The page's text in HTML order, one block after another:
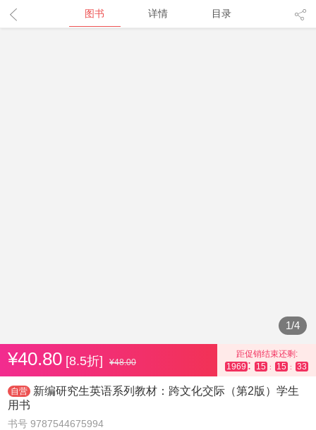
图书 详情 目录
1/4
¥40.80 [8.5折] ¥48.00
距促销结束还剩:
1969 : 15 : 15 : 32
自营
新编研究生英语系列教材：跨文化交际（第2版）学生
用书
书号 9787544675994